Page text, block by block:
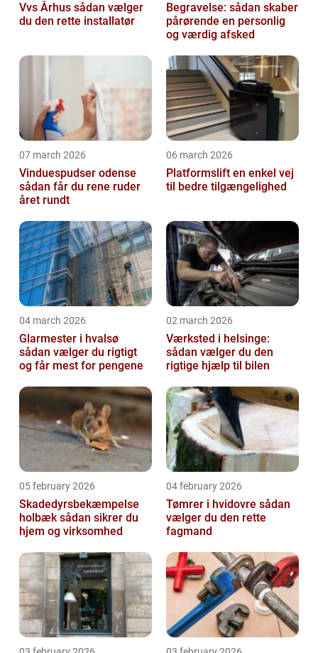
Vvs Århus sådan vælger
du den rette installatør
Begravelse: sådan skaber
pårørende en personlig
og værdig afsked
07 march 2026
Vinduespudser odense
sådan får du rene ruder
året rundt
06 march 2026
Platformslift en enkel vej
til bedre tilgængelighed
04 march 2026
Glarmester i hvalsø
sådan vælger du rigtigt
og får mest for pengene
02 march 2026
Værksted i helsinge:
sådan vælger du den
rigtige hjælp til bilen
05 february 2026
Skadedyrsbekæmpelse
holbæk sådan sikrer du
hjem og virksomhed
04 february 2026
Tømrer i hvidovre sådan
vælger du den rette
fagmand